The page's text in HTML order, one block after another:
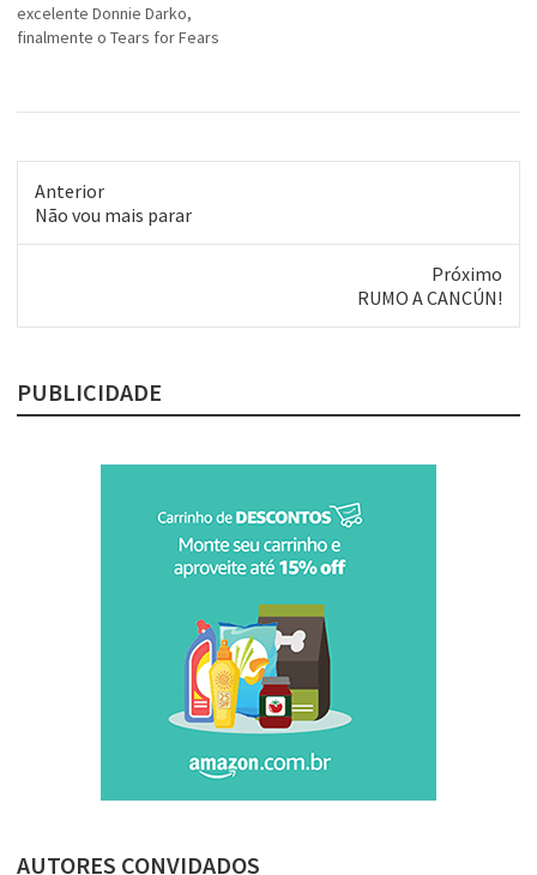
excelente Donnie Darko,
finalmente o Tears for Fears
Ending". Sem trocadilhos, o
que o reencontro da dupla
Smith/Orzabal é um…
Anterior
Post
Não vou mais parar
Próximo
RUMO A CANCÚN!
PUBLICIDADE
AUTORES CONVIDADOS